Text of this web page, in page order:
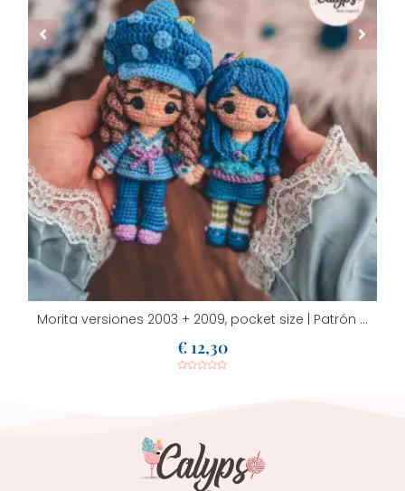
Morita versiones 2003 + 2009, pocket size | Patrón de crochet en PDF
€12,30